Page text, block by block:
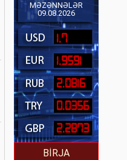
MƏZƏNNƏLƏR
09.08.2026
1.7
1.9591
2.0816
0.0356
2.2873
BİRJA